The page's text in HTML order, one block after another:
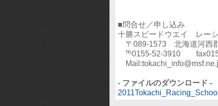
■問合せ／申し込み
十勝スピードウエイ レー
〒089-1573 北海道河西
℡0155-52-3910
- ファイルのダウンロード -